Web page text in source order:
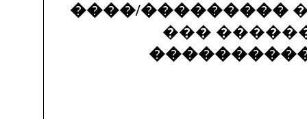
����/���������
���